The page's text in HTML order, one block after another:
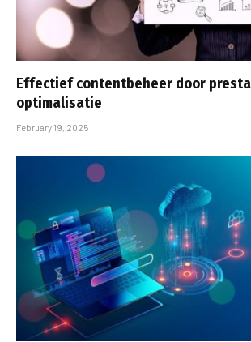
Effectief contentbeheer door
optimalisatie
February 19, 2025